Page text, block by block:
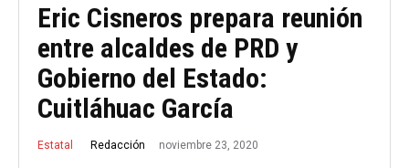
Eric Cisneros prepara reunión
entre alcaldes de PRD y
Gobierno del Estado:
Cuitláhuac García
Estatal Redacción noviembre 23, 2020